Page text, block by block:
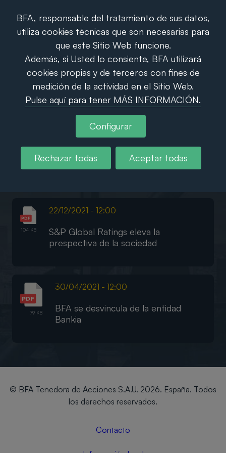
Información privilegiada y
Otra información relevante
También puede consultar OTRA INFORMACIÓN
HISTORICA. Información privilegiada y otra
información relevante y Hechos relevantes de
emisores de valores.
104 KB
22/12/2021 - 12:00
S&P Global Ratings eleva la
prespectiva de la sociedad
79 KB
30/04/2021 - 12:00
BFA se desvincula de la entidad
Bankia
© BFA Tenedora de Acciones S.A.U. 2026. España. Todos
los derechos reservados.
Contacto
BFA, responsable del tratamiento de sus datos,
utiliza cookies técnicas que son necesarias para
que este Sitio Web funcione.
Además, si Usted lo consiente, BFA utilizará
cookies propias y de terceros con fines de
medición de la actividad en el Sitio Web.
Pulse aquí para tener MÁS INFORMACIÓN.
Configurar
Rechazar todas Aceptar todas